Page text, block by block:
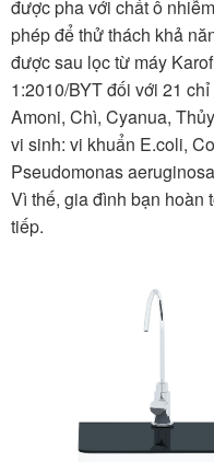
được pha với chất ô
phép để thử thách khả
được sau lọc từ máy
1:2010/BYT đối với 21
Amoni, Chì, Cyanua,
vi sinh: vi khuẩn E.coli,
Pseudomonas
Vì thế, gia đình bạn hoàn
tiếp.